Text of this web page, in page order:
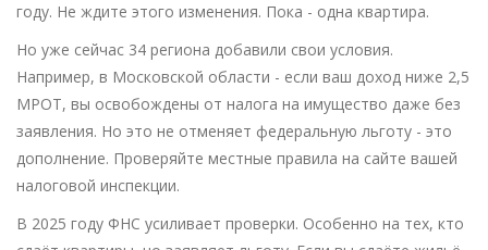
году. Не ждите этого изменения. Пока - одна квартира.
Но уже сейчас 34 региона добавили свои условия.
Например, в Московской области - если ваш доход ниже 2,5
МРОТ, вы освобождены от налога на имущество даже без
заявления. Но это не отменяет федеральную льготу - это
дополнение. Проверяйте местные правила на сайте вашей
налоговой инспекции.
В 2025 году ФНС усиливает проверки. Особенно на тех, кто